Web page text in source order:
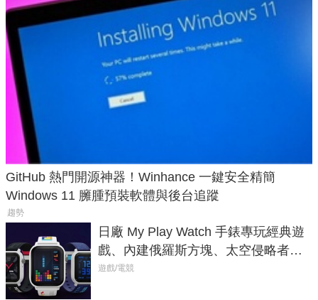
GitHub 熱門開源神器！Winhance 一鍵安全精簡
Windows 11 臃腫預裝軟體與後台追蹤
趨勢
日廠 My Play Watch 手錶專玩經典遊
戲、內建俄羅斯方塊、太空侵略者，
不過竟然不能連手機？
遊戲/電競